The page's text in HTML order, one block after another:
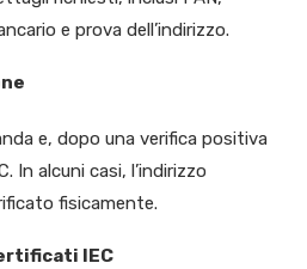
e prova dell’indirizzo.
e, dopo una verifica positiva
In alcuni casi, l’indirizzo
fisicamente.
IEC